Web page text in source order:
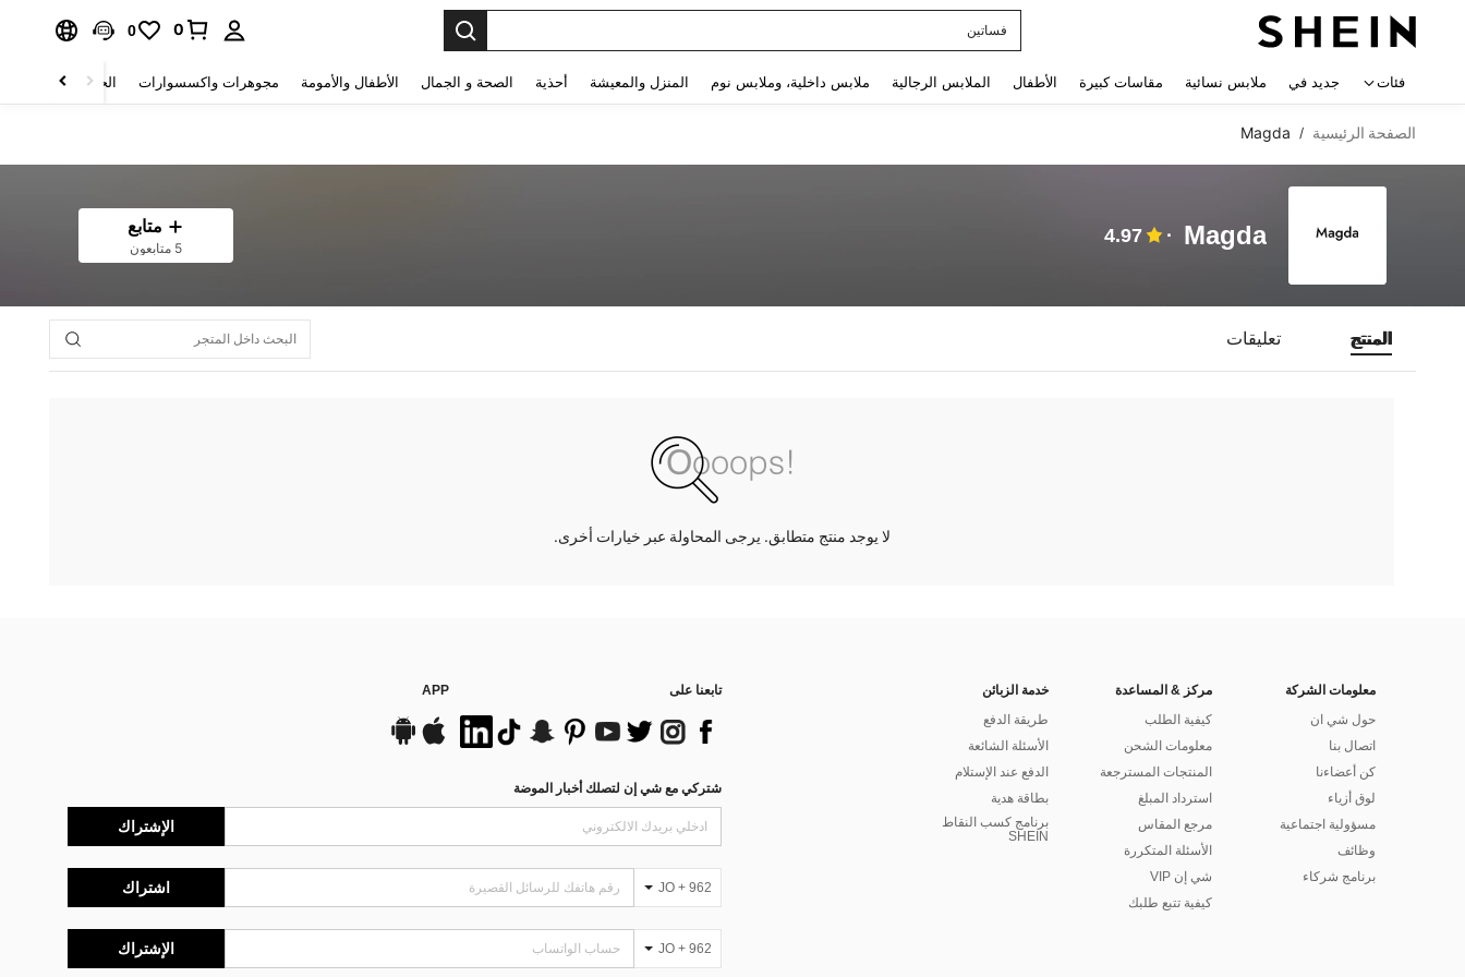
فساتين
0
0
فئات جديد في ملابس نسائية مقاسات كبيرة الأطفال الملابس الرجالية ملابس داخلية، وملابس نوم المنزل والمعيشة أحذية الصحة و الجمال الأطفال والأمومة مجوهرات واكسسوارات الحقائب والأمتعة
الصفحة الرئيسية /
Magda
Magda
4.97 متابع
5 متابعون
المنتج تعليقات
لا يوجد منتج متطابق. يرجى المحاولة عبر خيارات أخرى.
معلومات الشركة
حول شي ان
اتصال بنا
كن أعضاءنا
لوق أزياء
مسؤولية اجتماعية
وظائف
برنامج شركاء
مركز & المساعدة
كيفية الطلب
معلومات الشحن
المنتجات المسترجعة
استرداد المبلغ
مرجع المقاس
الأسئلة المتكررة
شي إن VIP
كيفية تتبع طلبك
خدمة الزبائن
طريقة الدفع
الأسئلة الشائعة
الدفع عند الإستلام
بطاقة هدية
برنامج كسب النقاط
SHEIN
تابعنا على APP
شتركي مع شي إن لتصلك أخبار الموضة
الإشتراك
JO + 962 اشتراك
JO + 962 الإشتراك